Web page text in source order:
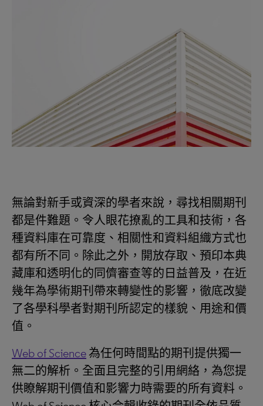
無論對新手或資深的學者來說，尋找相關期刊
都是件難題。令人眼花撩亂的工具和技術，各
種資料庫在可靠度、相關性和資料組織方式也
都有所不同。除此之外，開放存取、預印本典
藏庫和透明化的同儕審查等的日益普及，在近
幾年為學術期刊帶來轉變性的影響，徹底改變
了各學科學者對期刊所認定的樣貌、用途和價
值。
Web of Science 為任何時間點的期刊提供獨一
無二的解析。全面且完整的引用網絡，為您提
供瞭解期刊價值和影響力時需要的所有資料。